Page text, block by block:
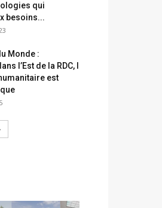
qui
besoins...
Monde :
l’Est de la RDC, l
est